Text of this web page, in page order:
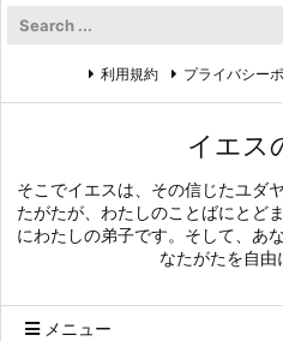
イエス
そこでイエスは、その信じたユダ
たがたが、わたしのことばにとど
にわたしの弟子です。そして、あ
なたがたを自由
メニュー
利用規約 プライバシー